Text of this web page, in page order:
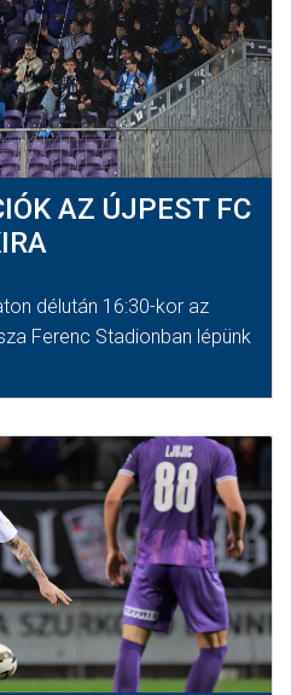
ÉLMÉNYEK
AZ ÚJPEST FC
délután 16:30-kor az
Ferenc Stadionban lépünk